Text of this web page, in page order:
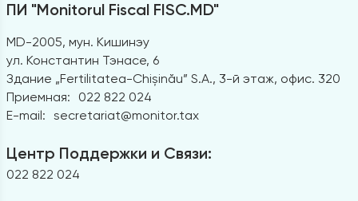
ПИ "Monitorul Fiscal FISC.MD"
MD-2005, мун. Кишинэу
ул. Константин Тэнасе, 6
Здание „Fertilitatea-Chișinău” S.A., 3-й этаж, офис. 320
Приемная:
022 822 024
E-mail: secretariat@monitor.tax
Центр Поддержки и Связи:
022 822 024